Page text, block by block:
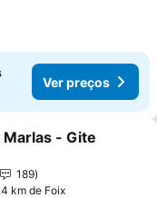
Ver preços
aos favoritos
Marlas - Gite
189
km de Foix